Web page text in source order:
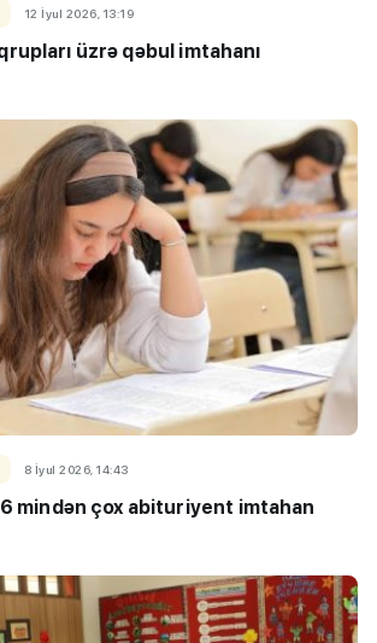
12 İyul 2026, 13:19
üzrə qəbul imtahanı
8 İyul 2026, 14:43
mindən çox abituriyent imtahan